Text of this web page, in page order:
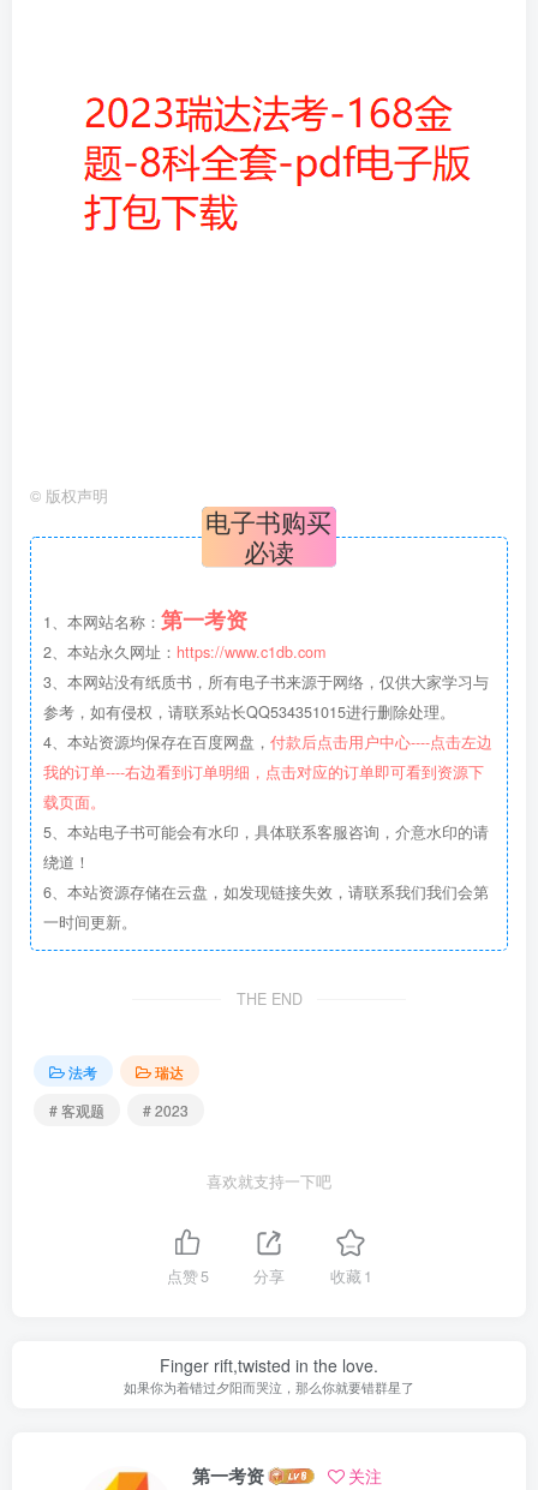
© 版权声明
电子书购买
必读
1、本网站名称： 第一考资
2、本站永久网址： https://www.c1db.com
3、本网站没有纸质书，所有电子书来源于网络，仅供大家学习与
参考，如有侵权，请联系站长QQ534351015进行删除处理。
4、本站资源均保存在百度网盘， 付款后点击用户中心----点击左边
我的订单----右边看到订单明细，点击对应的订单即可看到资源下
载页面。
5、本站电子书可能会有水印，具体联系客服咨询，介意水印的请
绕道！
6、本站资源存储在云盘，如发现链接失效，请联系我们我们会第
一时间更新。
THE END
法考
瑞达
# 客观题
# 2023
喜欢就支持一下吧
点赞5 分享 收藏1
Finger rift,twisted in the love.
如果你为着错过夕阳而哭泣，那么你就要错群星了
第一考资 关注